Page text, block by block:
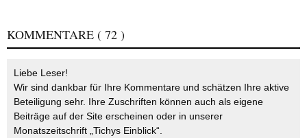
KOMMENTARE ( 72 )
Liebe Leser!
Wir sind dankbar für Ihre Kommentare und schätzen Ihre aktive
Beteiligung sehr. Ihre Zuschriften können auch als eigene
Beiträge auf der Site erscheinen oder in unserer
Monatszeitschrift „Tichys Einblick“.